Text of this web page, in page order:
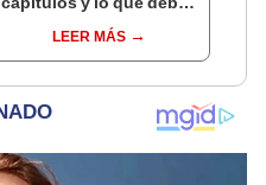
coreanaLEER MÁS